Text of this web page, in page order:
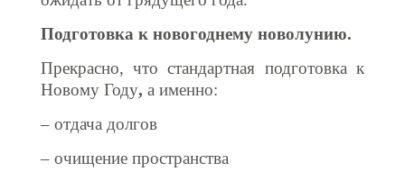
Подготовка к новогоднему новолунию.
Прекрасно, что стандартная подготовка к
Новому Году, а именно:
– отдача долгов
– очищение пространства